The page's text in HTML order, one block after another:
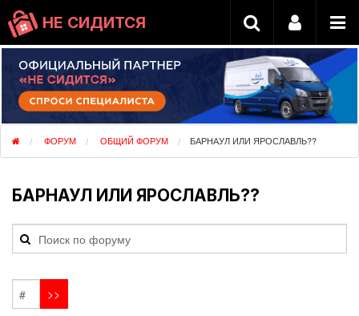
НЕ СИДИТСЯ
ФОРУМ ОБЩИЙ ФОРУМ БАРНАУЛ ИЛИ ЯРОСЛАВЛЬ??
БАРНАУЛ ИЛИ ЯРОСЛАВЛЬ??